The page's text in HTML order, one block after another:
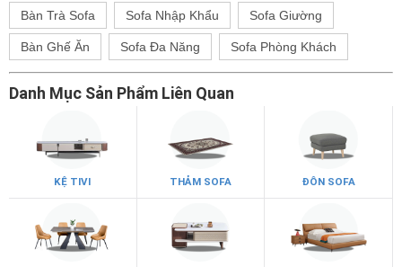
Bàn Trà Sofa Sofa Nhập Khẩu Sofa Giường
Bàn Ghế Ăn Sofa Đa Năng Sofa Phòng Khách
Danh Mục Sản Phẩm Liên Quan
KỆ TIVI THẢM SOFA ĐÔN SOFA